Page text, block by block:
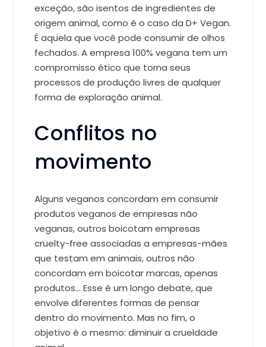
exceção, são isentos de ingredientes de
origem animal, como é o caso da D+ Vegan.
É aquela que você pode consumir de olhos
fechados. A empresa 100% vegana tem um
compromisso ético que torna seus
processos de produção livres de qualquer
forma de exploração animal.
Conflitos no
movimento
Alguns veganos concordam em consumir
produtos veganos de empresas não
veganas, outros boicotam empresas
cruelty-free associadas a empresas-mães
que testam em animais, outros não
concordam em boicotar marcas, apenas
produtos… Esse é um longo debate, que
envolve diferentes formas de pensar
dentro do movimento. Mas no fim, o
objetivo é o mesmo: diminuir a crueldade